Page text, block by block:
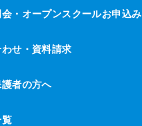
・ オープンスクールお申込み
せ・資料請求
者の方へ
覧